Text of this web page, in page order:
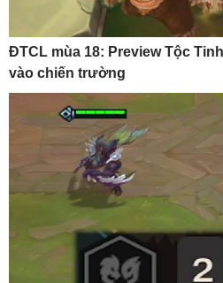
ĐTCL mùa 18: Preview Tộc
vào chiến trường